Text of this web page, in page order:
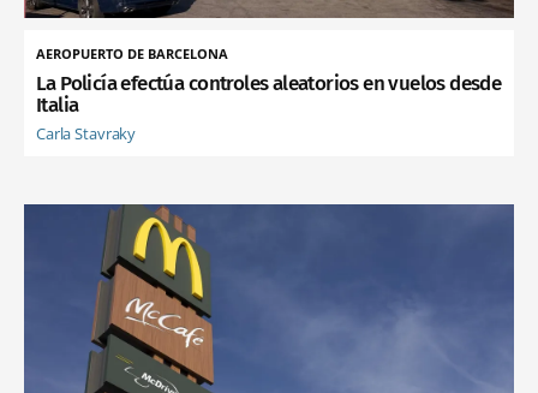
AEROPUERTO DE BARCELONA
La Policía efectúa controles aleatorios en vuelos desde
Italia
Carla Stavraky